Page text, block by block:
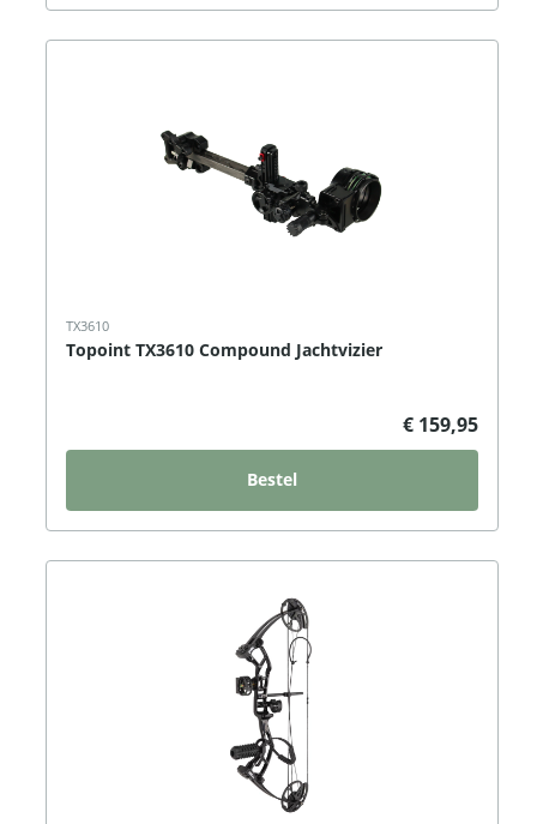
TX3610
Topoint TX3610 Compound Jachtvizier
€ 159,95
Bestel